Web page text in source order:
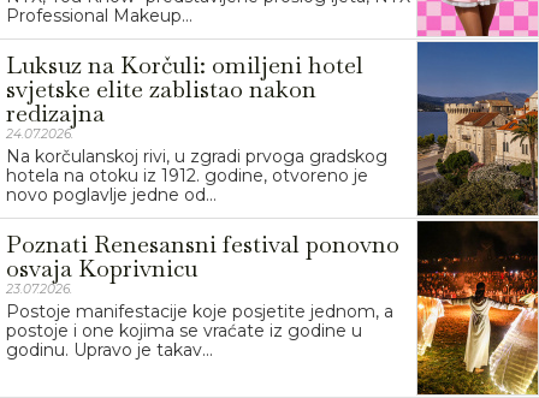
Professional Makeup...
Luksuz na Korčuli: omiljeni hotel
svjetske elite zablistao nakon
redizajna
24.07.2026.
Na korčulanskoj rivi, u zgradi prvoga gradskog
hotela na otoku iz 1912. godine, otvoreno je
novo poglavlje jedne od...
Poznati Renesansni festival ponovno
osvaja Koprivnicu
23.07.2026.
Postoje manifestacije koje posjetite jednom, a
postoje i one kojima se vraćate iz godine u
godinu. Upravo je takav...